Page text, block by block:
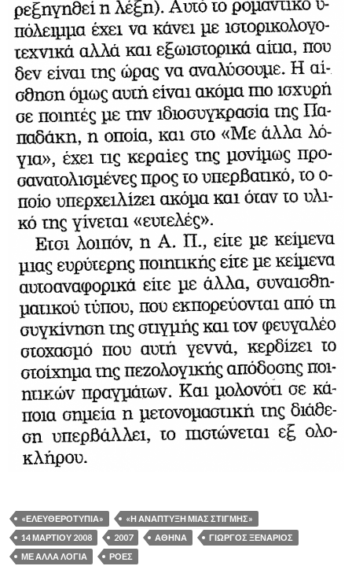
«ΕΛΕΥΘΕΡΟΤΥΠΊΑ»
«Η ΑΝΆΠΤΥΞΗ ΜΙΑΣ ΣΤΙΓΜΉΣ»
14 ΜΑΡΤΊΟΥ 2008
2007 ΑΘΉΝΑ
ΓΙΏΡΓΟΣ ΞΕΝΆΡΙΟΣ
ΜΕ ΆΛΛΑ ΛΌΓΙΑ
ΡΟΈΣ